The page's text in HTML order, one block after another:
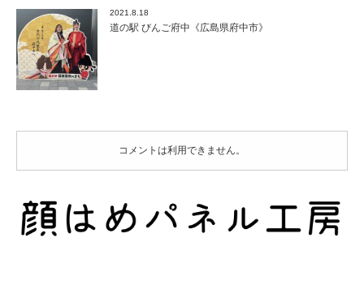
2021.8.18
道の駅 びんご府中《広島県府中市》
コメントは利用できません。